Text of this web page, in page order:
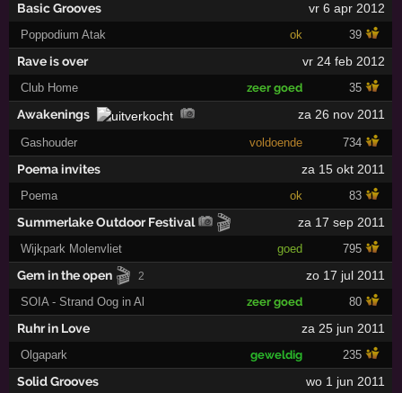
Basic Grooves vr 6 apr 2012
Poppodium Atak ok 39
Rave is over vr 24 feb 2012
Club Home zeer goed 35
Awakenings za 26 nov 2011
Gashouder voldoende 734
Poema invites za 15 okt 2011
Poema ok 83
Summerlake Outdoor Festival 🎬 za 17 sep 2011
Wijkpark Molenvliet goed 795
Gem in the open 🎬 2 zo 17 jul 2011
SOIA - Strand Oog in Al zeer goed 80
Ruhr in Love za 25 jun 2011
Olgapark geweldig 235
Solid Grooves wo 1 jun 2011